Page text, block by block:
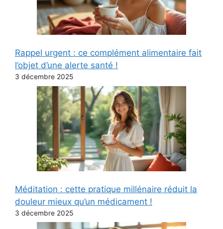
Rappel urgent : ce complément alimentaire fait
l’objet d’une alerte santé !
3 décembre 2025
Méditation : cette pratique millénaire réduit la
douleur mieux qu’un médicament !
3 décembre 2025